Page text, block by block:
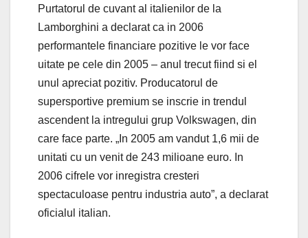
Purtatorul de cuvant al italienilor de la
Lamborghini a declarat ca in 2006
performantele financiare pozitive le vor face
uitate pe cele din 2005 – anul trecut fiind si el
unul apreciat pozitiv. Producatorul de
supersportive premium se inscrie in trendul
ascendent la intregului grup Volkswagen, din
care face parte. „In 2005 am vandut 1,6 mii de
unitati cu un venit de 243 milioane euro. In
2006 cifrele vor inregistra cresteri
spectaculoase pentru industria auto”, a declarat
oficialul italian.